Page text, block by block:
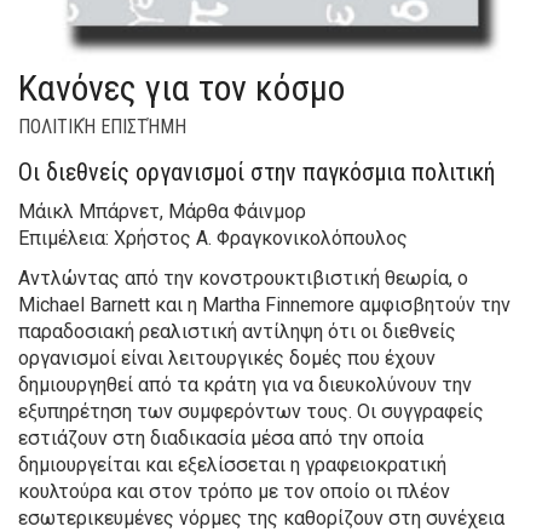
Κανόνες για τον κόσμο
ΠΟΛΙΤΙΚΉ ΕΠΙΣΤΉΜΗ
Οι διεθνείς οργανισμοί στην παγκόσμια πολιτική
Μάικλ Μπάρνετ, Μάρθα Φάινμορ
Επιμέλεια: Χρήστος Α. Φραγκονικολόπουλος
Αντλώντας από την κονστρουκτιβιστική θεωρία, ο
Michael Barnett και η Martha Finnemore αμφισβητούν την
παραδοσιακή ρεαλιστική αντίληψη ότι οι διεθνείς
οργανισμοί είναι λειτουργικές δομές που έχουν
δημιουργηθεί από τα κράτη για να διευκολύνουν την
εξυπηρέτηση των συμφερόντων τους. Οι συγγραφείς
εστιάζουν στη διαδικασία μέσα από την οποία
δημιουργείται και εξελίσσεται η γραφειοκρατική
κουλτούρα και στον τρόπο με τον οποίο οι πλέον
εσωτερικευμένες νόρμες της καθορίζουν στη συνέχεια